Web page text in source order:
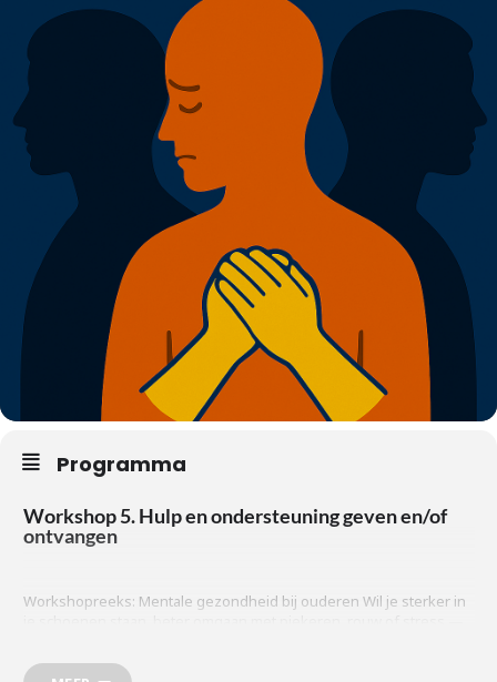
Programma
Workshop5. Hulp en ondersteuning geven en/of
ontvangen
Workshopreeks: Mentale gezondheid bij ouderen Wil je sterker in
reeks laagdrempelige workshops over mentale gezondheid bij